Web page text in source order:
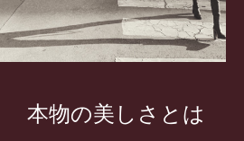
本物の美しさとは